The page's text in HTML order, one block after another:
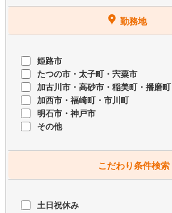
勤務地
姫路市
たつの市・太子町・宍粟市
加古川市・高砂市・稲美町・播磨町
加西市・福崎町・市川町
明石市・神戸市
その他
こだわり条件検索
土日祝休み